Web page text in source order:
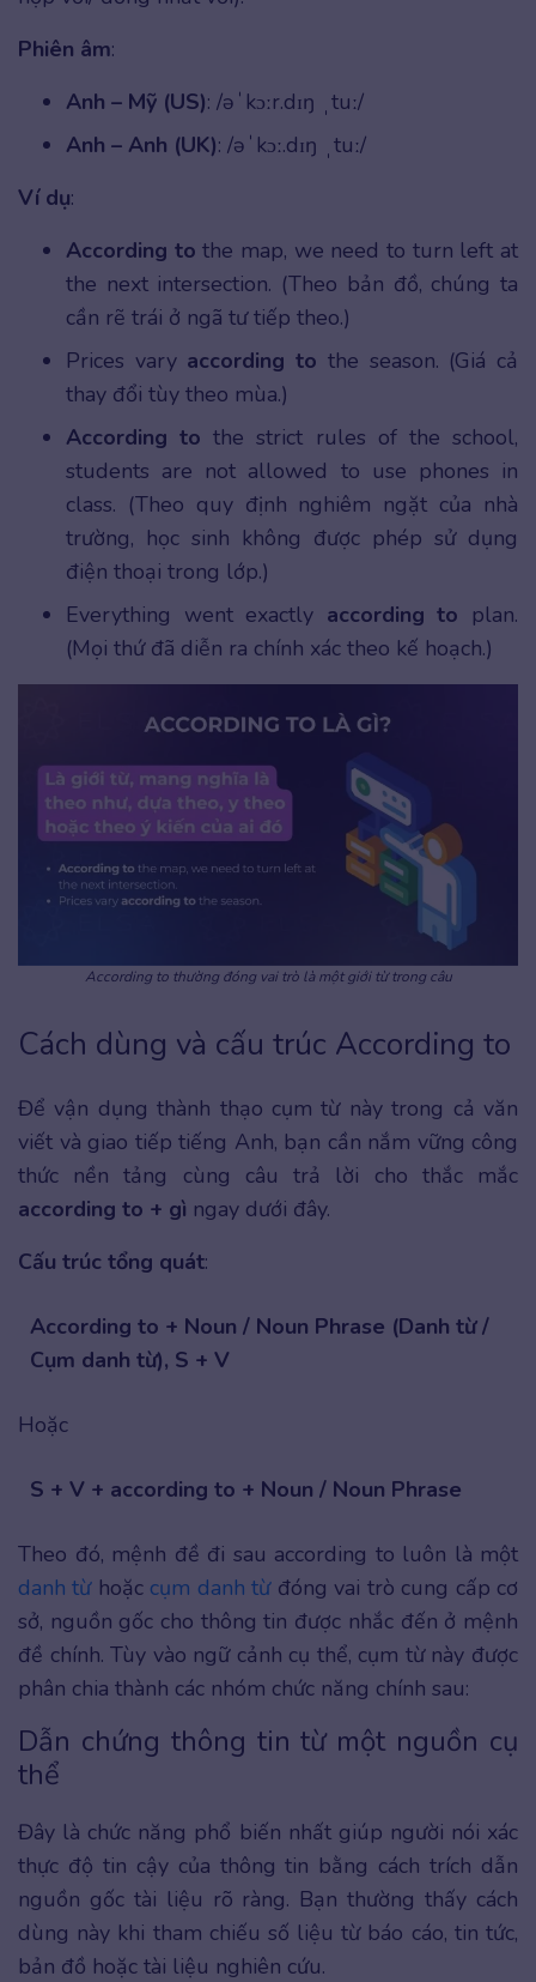
Phiên âm:
Anh – Mỹ (US): /əˈkɔːr.dɪŋ ˌtuː/
Anh – Anh (UK): /əˈkɔː.dɪŋ ˌtuː/
Ví dụ:
According to the map, we need to turn left at
the next intersection. (Theo bản đồ, chúng ta
cần rẽ trái ở ngã tư tiếp theo.)
Prices vary according to the season. (Giá cả
thay đổi tùy theo mùa.)
According to the strict rules of the school,
students are not allowed to use phones in
class. (Theo quy định nghiêm ngặt của nhà
trường, học sinh không được phép sử dụng
điện thoại trong lớp.)
Everything went exactly according to plan.
(Mọi thứ đã diễn ra chính xác theo kế hoạch.)
According to thường đóng vai trò là một giới từ trong câu
Cách dùng và cấu trúc According to
Để vận dụng thành thạo cụm từ này trong cả văn
viết và giao tiếp tiếng Anh, bạn cần nắm vững công
thức nền tảng cùng câu trả lời cho thắc mắc
according to + gì ngay dưới đây.
Cấu trúc tổng quát:
According to + Noun / Noun Phrase (Danh từ /
Cụm danh từ), S + V
Hoặc
S + V + according to + Noun / Noun Phrase
Theo đó, mệnh đề đi sau according to luôn là một
danh từhoặc cụm danh từđóng vai trò cung cấp cơ
sở, nguồn gốc cho thông tin được nhắc đến ở mệnh
đề chính. Tùy vào ngữ cảnh cụ thể, cụm từ này được
phân chia thành các nhóm chức năng chính sau:
Dẫn chứng thông tin từ một nguồn cụ
thể
Đây là chức năng phổ biến nhất giúp người nói xác
thực độ tin cậy của thông tin bằng cách trích dẫn
nguồn gốc tài liệu rõ ràng. Bạn thường thấy cách
dùng này khi tham chiếu số liệu từ báo cáo, tin tức,
bản đồ hoặc tài liệu nghiên cứu.